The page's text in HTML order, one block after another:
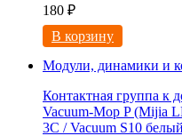
180 ₽
В корзину
Модули, динамики и
Контактная группа к
Vacuum-Mop P (Mijia
3C / Vacuum S10 белый